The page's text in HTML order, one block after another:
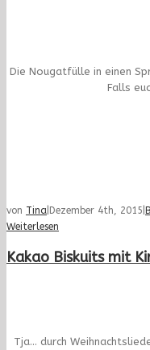
Die Nougatfülle in einen
Falls
von Tina Dezember 4th, 2015
Weiterlesen
Kakao Biskuits mit
Tja… durch